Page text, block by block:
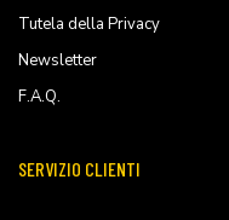
Tutela della Privacy
Newsletter
F.A.Q.
SERVIZIO CLIENTI